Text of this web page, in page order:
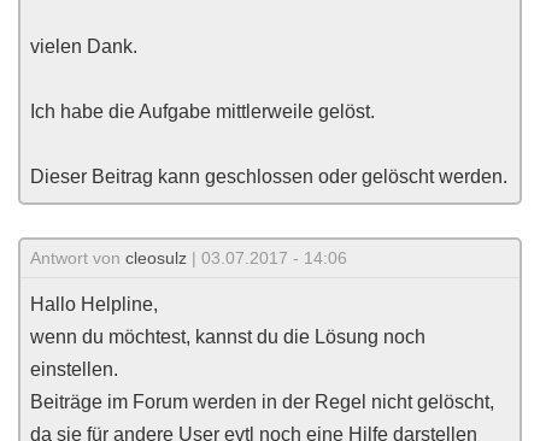
vielen Dank.
Ich habe die Aufgabe mittlerweile gelöst.
Dieser Beitrag kann geschlossen oder gelöscht werden.
Antwort von cleosulz | 03.07.2017 - 14:06
Hallo Helpline,
wenn du möchtest, kannst du die Lösung noch
einstellen.
Beiträge im Forum werden in der Regel nicht gelöscht,
da sie für andere User evtl noch eine Hilfe darstellen